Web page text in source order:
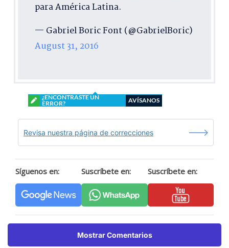
para América Latina.
— Gabriel Boric Font (@GabrielBoric)
August 31, 2016
¿ENCONTRASTE UN
ERROR?
AVÍSANOS
Revisa nuestra página de correcciones
Síguenos en: Suscríbete en: Suscríbete en:
Mostrar Comentarios